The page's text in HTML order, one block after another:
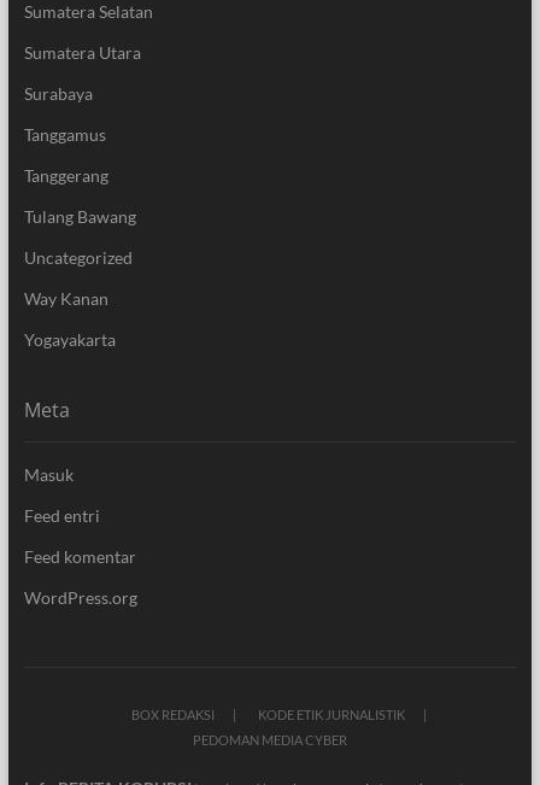
Sumatera Selatan
Sumatera Utara
Surabaya
Tanggamus
Tanggerang
Tulang Bawang
Uncategorized
Way Kanan
Yogayakarta
Meta
Masuk
Feed entri
Feed komentar
WordPress.org
BOX REDAKSI
KODE ETIK JURNALISTIK
PEDOMAN MEDIA CYBER